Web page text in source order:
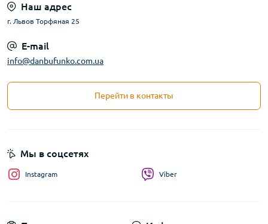
Наш адрес
г. Львов Торфяная 25
E-mail
info@danbufunko.com.ua
Перейти в контакты
Мы в соцсетях
Instagram Viber